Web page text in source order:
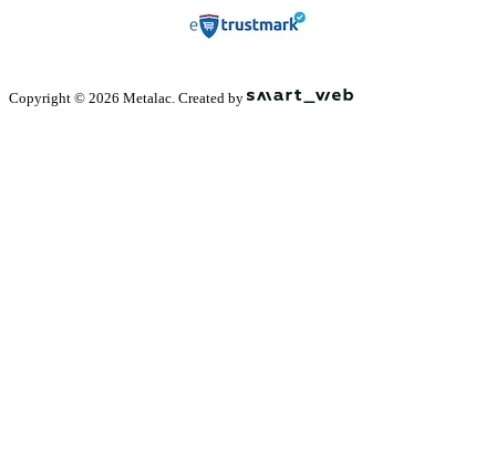
Copyright © 2026 Metalac. Created by